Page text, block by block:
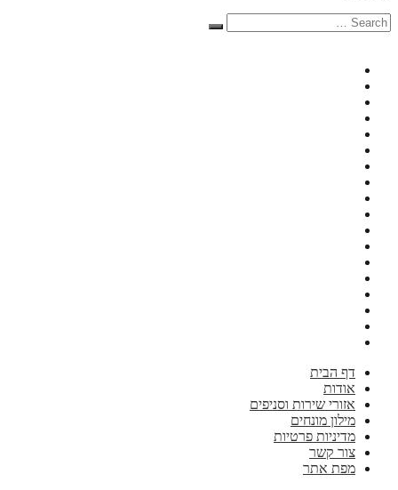
Search
for:
Search
דף הבית
אודות
אזורי שירות וסניפים
מילון מונחים
מדיניות פרטיות
צור קשר
מפת אתר